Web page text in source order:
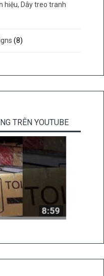
hiệu, Dây treo tranh
(8)
TRÊN YOUTUBE